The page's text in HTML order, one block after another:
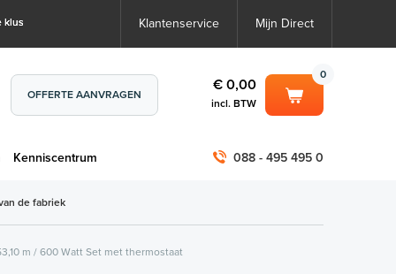
klus Klantenservice Mijn Direct
OFFERTE AANVRAGEN
0
€ 0,00
incl. BTW
Kenniscentrum
€ 0,00
€ 0,00
088 - 495 495 0
de fabriek
m / 600 Watt Set met thermostaat